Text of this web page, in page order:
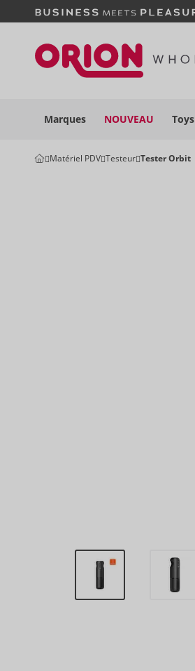
Marques NOUVEAU Toys
Matériel PDV Testeur Tester Orbit